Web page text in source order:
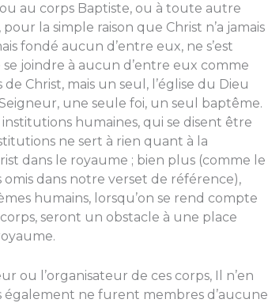
au corps Baptiste, ou à toute autre
la simple raison que Christ n’a jamais
fondé aucun d’entre eux, ne s’est
se joindre à aucun d’entre eux comme
Christ, mais un seul, l’église du Dieu
une seule foi, un seul baptême.
institutions humaines, qui se disent être
ne sert à rien quant à la
dans le royaume ; bien plus (comme le
dans notre verset de référence),
humains, lorsqu’on se rend compte
seront un obstacle à une place
ou l’organisateur de ces corps, Il n’en
également ne furent membres d’aucune